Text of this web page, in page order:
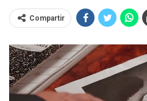
Compartir